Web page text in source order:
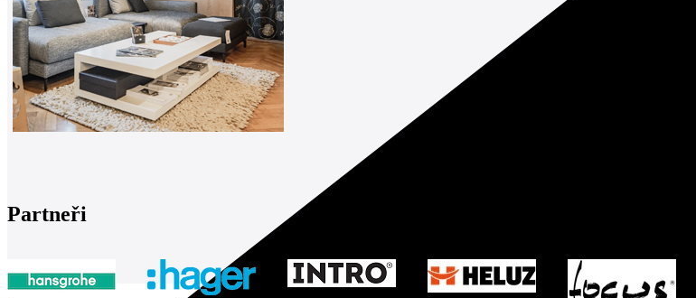
Partneři